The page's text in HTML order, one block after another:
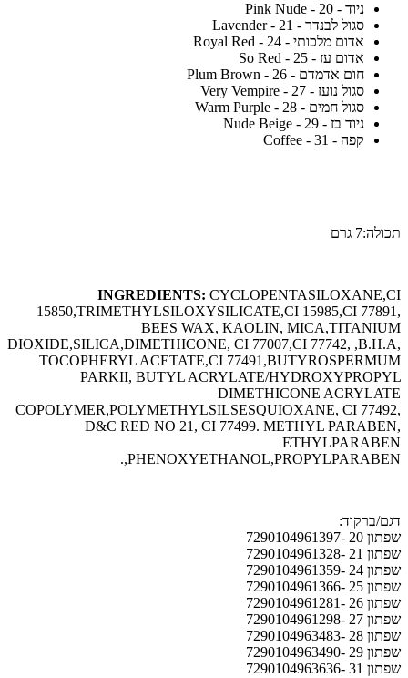
ניוד - 20 - Pink Nude
סגול לבנדר - 21 - Lavender
אדום מלכותי - 24 - Royal Red
אדום עז - 25 - So Red
חום אדמדם - 26 - Plum Brown
סגול נועז - 27 - Very Vempire
סגול חמים - 28 - Warm Purple
ניוד בז - 29 - Nude Beige
קפה - 31 - Coffee
תכולה:7 גרם
INGREDIENTS: CYCLOPENTASILOXANE,CI
15850,TRIMETHYLSILOXYSILICATE,CI 15985,CI 77891,
BEES WAX, KAOLIN, MICA,TITANIUM
DIOXIDE,SILICA,DIMETHICONE, CI 77007,CI 77742, ,B.H.A,
TOCOPHERYL ACETATE,CI 77491,BUTYROSPERMUM
PARKII, BUTYL ACRYLATE/HYDROXYPROPYL
DIMETHICONE ACRYLATE
COPOLYMER,POLYMETHYLSILSESQUIOXANE, CI 77492,
D&C RED NO 21, CI 77499. METHYL PARABEN,
ETHYLPARABEN
,PHENOXYETHANOL,PROPYLPARABEN.
דגם/ברקוד:
שפתון 20 -7290104961397
שפתון 21 -7290104961328
שפתון 24 -7290104961359
שפתון 25 -7290104961366
שפתון 26 -7290104961281
שפתון 27 -7290104961298
שפתון 28 -7290104963483
שפתון 29 -7290104963490
שפתון 31 -7290104963636